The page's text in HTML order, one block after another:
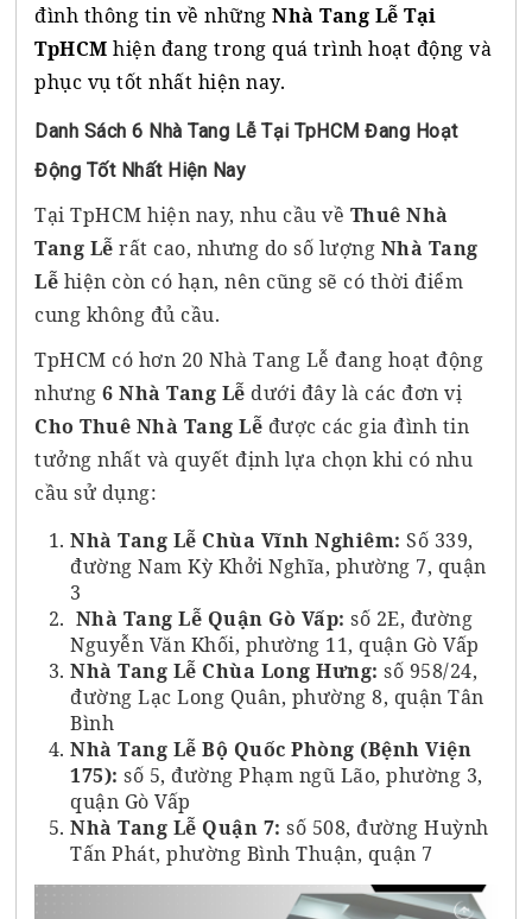
đình thông tin về những Nhà Tang Lễ Tại
TpHCMhiện đang trong quá trình hoạt động và
phục vụ tốt nhất hiện nay.
Danh Sách 6 Nhà Tang Lễ Tại TpHCM Đang Hoạt
Động Tốt Nhất Hiện Nay
Tại TpHCM hiện nay, nhu cầu về Thuê Nhà
Tang Lễ rất cao, nhưng do số lượng Nhà Tang
Lễ hiện còn có hạn, nên cũng sẽ có thời điểm
cung không đủ cầu.
TpHCM có hơn 20 Nhà Tang Lễ đang hoạt động
nhưng 6 Nhà Tang Lễ dưới đây là các đơn vị
Cho Thuê Nhà Tang Lễ được các gia đình tin
tưởng nhất và quyết định lựa chọn khi có nhu
cầu sử dụng:
Nhà Tang Lễ Chùa Vĩnh Nghiêm:Số 339,
đường Nam Kỳ Khởi Nghĩa, phường 7, quận
3
Nhà Tang Lễ Quận Gò Vấp:số 2E, đường
Nguyễn Văn Khối, phường 11, quận Gò Vấp
Nhà Tang Lễ Chùa Long Hưng: số 958/24,
đường Lạc Long Quân, phường 8, quận Tân
Bình
Nhà Tang Lễ Bộ Quốc Phòng (Bệnh Viện
175): số 5, đường Phạm ngũ Lão, phường 3,
quận Gò Vấp
Nhà Tang Lễ Quận 7:số 508, đường Huỳnh
Tấn Phát, phường Bình Thuận, quận 7